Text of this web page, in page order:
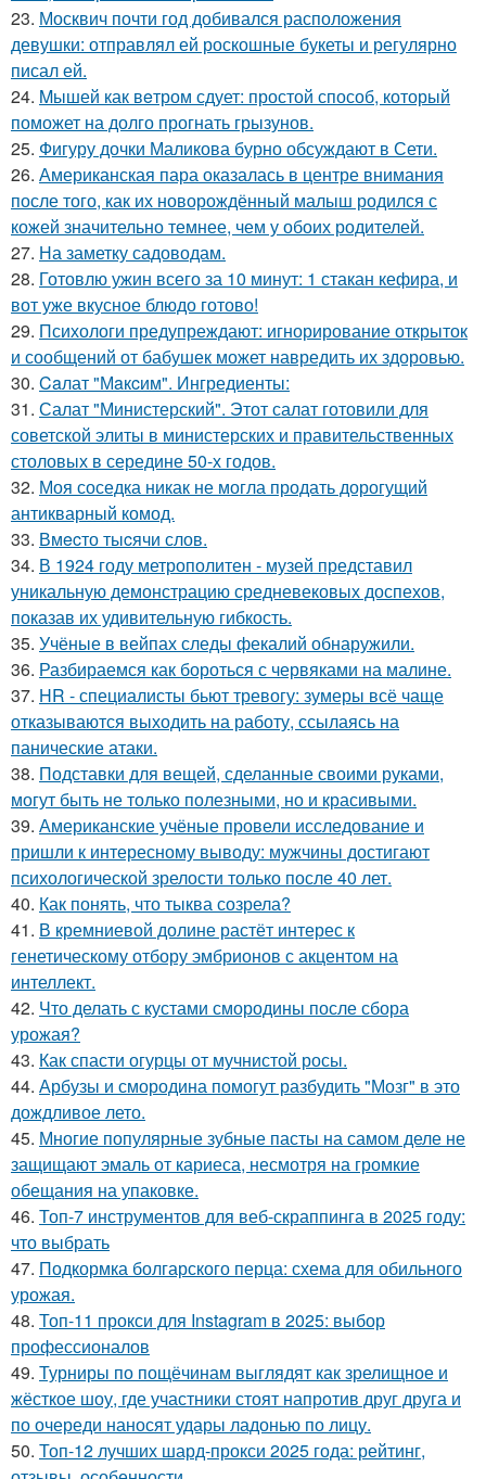
23. Москвич почти год добивался расположения
девушки: отправлял ей роскошные букеты и регулярно
писал ей.
24. Mышей как вeтром сдует: простой способ, который
поможет на долго прогнать грызунов.
25. Фигуру дочки Маликова бурно обсуждают в Сети.
26. Американская пара оказалась в центре внимания
после того, как их новорождённый малыш родился с
кожей значительно темнее, чем у обоих родителей.
27. На заметку садоводам.
28. Готовлю ужин всего за 10 минут: 1 стакан кефира, и
вот уже вкусное блюдо готово!
29. Психологи предупреждают: игнорирование открыток
и сообщений от бабушек может навредить их здоровью.
30. Caлат "Мaкcим". Ингредиенты:
31. Салат "Министерский". Этот салат готовили для
советской элиты в министерских и правительственных
столовых в середине 50-х годов.
32. Моя соседка никак не могла продать дорогущий
антикварный комод.
33. Вмecто тыcячи слов.
34. В 1924 году метрополитен - музей представил
уникальную демонстрацию средневековых доспехов,
показав их удивительную гибкость.
35. Учёные в вейпах следы фекалий обнаружили.
36. Разбираемся как бороться с червяками на малине.
37. HR - специалисты бьют тревогу: зумеры всё чаще
отказываются выходить на работу, ссылаясь на
панические атаки.
38. Подставки для вещей, сделанные своими руками,
могут быть не только полезными, но и красивыми.
39. Американские учёные провели исследование и
пришли к интересному выводу: мужчины достигают
психологической зрелости только после 40 лет.
40. Как понять, что тыква созрела?
41. В кремниевой долине растёт интерес к
генетическому отбору эмбрионов с акцентом на
интеллект.
42. Что делать с кустами смородины после сбора
урожая?
43. Как спасти огурцы от мучнистой росы.
44. Арбузы и смородина помогут разбудить "Мозг" в это
дождливое лето.
45. Многие популярные зубные пасты на самом деле не
защищают эмаль от кариеса, несмотря на громкие
обещания на упаковке.
46. Топ-7 инструментов для веб-скраппинга в 2025 году:
что выбрать
47. Подкормка болгарского перца: схема для обильного
урожая.
48. Топ-11 прокси для Instagram в 2025: выбор
профессионалов
49. Турниры по пощёчинам выглядят как зрелищное и
жёсткое шоу, где участники стоят напротив друг друга и
по очереди наносят удары ладонью по лицу.
50. Топ-12 лучших шард-прокси 2025 года: рейтинг,